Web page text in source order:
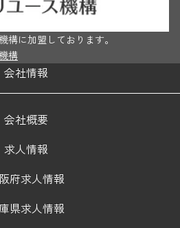
構に加盟しております。
構
会社情報
会社概要
求人情報
府求人情報
県求人情報